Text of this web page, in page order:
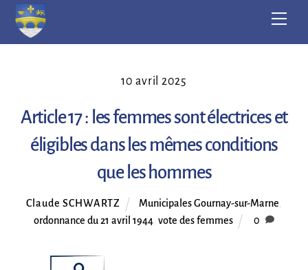
Skip
10 avril 2025
Article 17 : les femmes sont électrices et
éligibles dans les mêmes conditions
que les hommes
Claude SCHWARTZ Municipales Gournay-sur-Marne
ordonnance du 21 avril 1944 ,vote des femmes 0